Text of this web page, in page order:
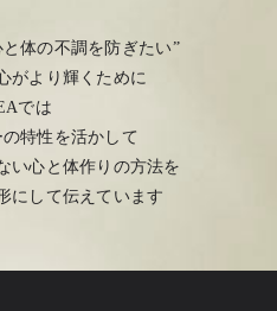
体の不調を防ぎたい”
がより輝くために
では
特性を活かして
い心と体作りの方法を
にして伝えています